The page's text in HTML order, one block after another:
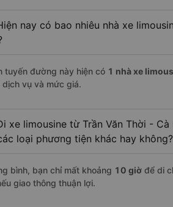
nay có bao nhiêu nhà xe
tuyến đường này hiện có 1 nhà xe
vụ và mức giá.
xe limousine từ Trần Văn Thời -
loại phương tiện khác hay không?
bình, bạn chỉ mất khoảng 10 giờ để di
giao thông thuận lợi.